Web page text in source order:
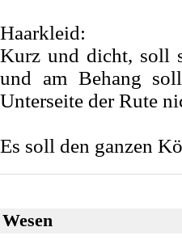
Haarkleid:
Kurz und dicht, soll
und am Behang
Unterseite der Rute
Es soll den ganzen
Wesen